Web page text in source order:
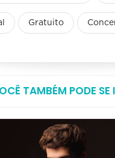
Gratuito
TAMBÉM PODE SE